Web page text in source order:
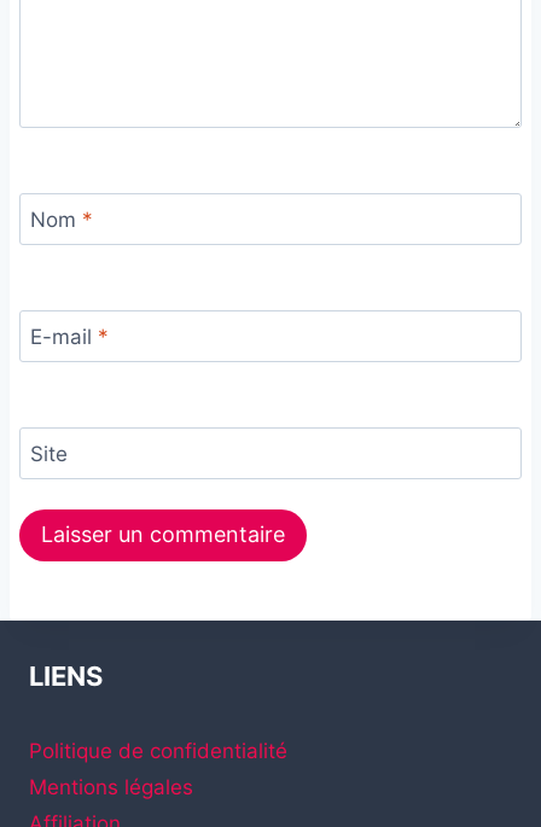
Nom *
E-mail *
Site
LIENS
Politique de confidentialité
Mentions légales